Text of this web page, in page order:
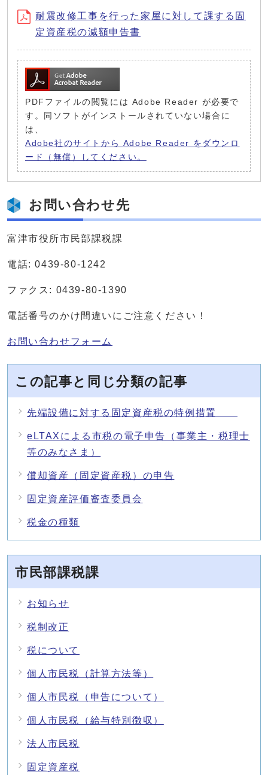
耐震改修工事を行った家屋に対して課する固
定資産税の減額申告書
PDFファイルの閲覧には Adobe Reader が必要で
す。同ソフトがインストールされていない場合に
は、
Adobe社のサイトから Adobe Reader をダウンロ
ード（無償）してください。
お問い合わせ先
富津市役所市民部課税課
電話: 0439-80-1242
ファクス: 0439-80-1390
電話番号のかけ間違いにご注意ください！
お問い合わせフォーム
この記事と同じ分類の記事
先端設備に対する固定資産税の特例措置
eLTAXによる市税の電子申告（事業主・税理士
等のみなさま）
償却資産（固定資産税）の申告
固定資産評価審査委員会
税金の種類
市民部課税課
お知らせ
税制改正
税について
個人市民税（計算方法等）
個人市民税（申告について）
個人市民税（給与特別徴収）
法人市民税
固定資産税